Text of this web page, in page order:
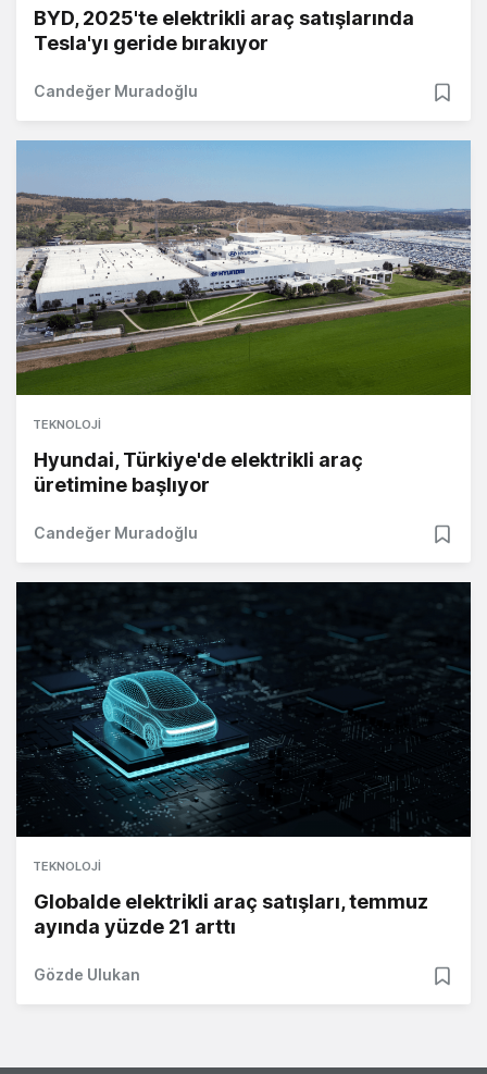
BYD, 2025'te elektrikli araç satışlarında
Tesla'yı geride bırakıyor
Candeğer Muradoğlu
TEKNOLOJI
Hyundai, Türkiye'de elektrikli araç
üretimine başlıyor
Candeğer Muradoğlu
TEKNOLOJI
Globalde elektrikli araç satışları, temmuz
ayında yüzde 21 arttı
Gözde Ulukan